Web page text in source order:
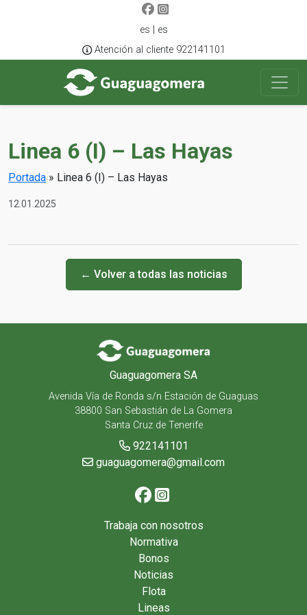
es | es
Atención al cliente 922141101
Linea 6 (I) – Las Hayas
Portada » Linea 6 (I) – Las Hayas
12.01.2025
← Volver a todas las noticias
Guaguagomera SA
Avenida Vía de Ronda s/n Estación de Guaguas
38800 San Sebastián de La Gomera
Santa Cruz de Tenerife
922141101
guaguagomera@gmail.com
Trabaja con nosotros
Normativa
Bonos
Noticias
Flota
Lineas